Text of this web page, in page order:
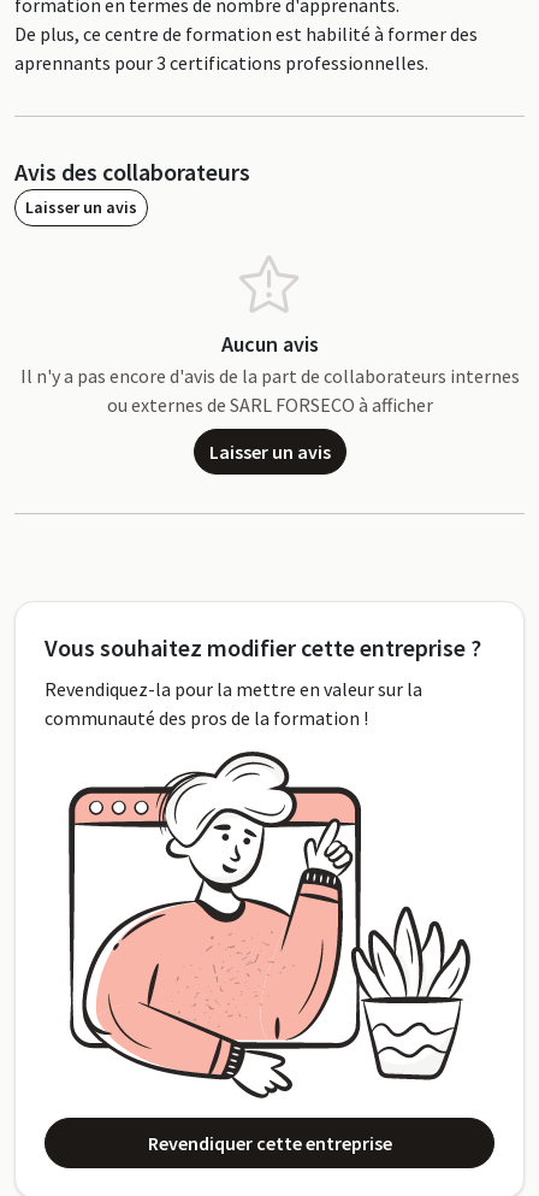
formation en termes de nombre d'apprenants.
De plus, ce centre de formation est habilité à former des
aprennants pour 3 certifications professionnelles.
Avis des collaborateurs
Laisser un avis
Aucun avis
Il n'y a pas encore d'avis de la part de collaborateurs internes
ou externes de SARL FORSECO à afficher
Laisser un avis
Vous souhaitez modifier cette entreprise ?
Revendiquez-la pour la mettre en valeur sur la
communauté des pros de la formation !
Revendiquer cette entreprise